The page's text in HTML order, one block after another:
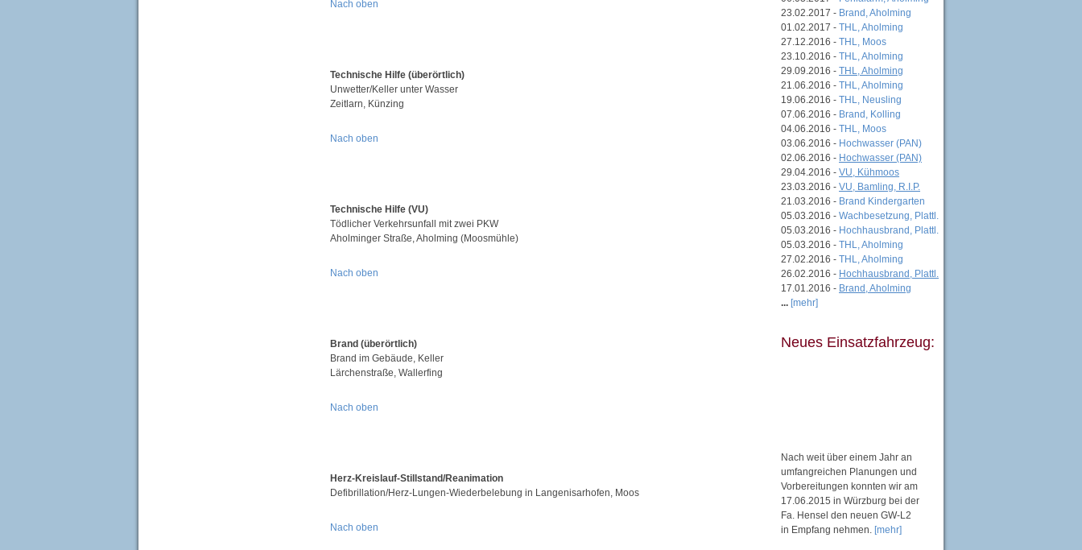
Nach oben
Technische Hilfe (überörtlich)
Unwetter/Keller unter Wasser
Zeitlarn, Künzing
Nach oben
Technische Hilfe (VU)
Tödlicher Verkehrsunfall mit zwei PKW
Aholminger Straße, Aholming (Moosmühle)
Nach oben
Brand (überörtlich)
Brand im Gebäude, Keller
Lärchenstraße, Wallerfing
Nach oben
Herz-Kreislauf-Stillstand/Reanimation
Defibrillation/Herz-Lungen-Wiederbelebung in Langenisarhofen, Moos
Nach oben
23.02.2017 - Brand, Aholming
01.02.2017 - THL, Aholming
27.12.2016 - THL, Moos
23.10.2016 - THL, Aholming
29.09.2016 - THL, Aholming
21.06.2016 - THL, Aholming
19.06.2016 - THL, Neusling
07.06.2016 - Brand, Kolling
04.06.2016 - THL, Moos
03.06.2016 - Hochwasser (PAN)
02.06.2016 - Hochwasser (PAN)
29.04.2016 - VU, Kühmoos
23.03.2016 - VU, Bamling, R.I.P.
21.03.2016 - Brand Kindergarten
05.03.2016 - Wachbesetzung, Plattl.
05.03.2016 - Hochhausbrand, Plattl.
05.03.2016 - THL, Aholming
27.02.2016 - THL, Aholming
26.02.2016 - Hochhausbrand, Plattl.
17.01.2016 - Brand, Aholming
... [mehr]
Neues Einsatzfahrzeug:
Nach weit über einem Jahr an
umfangreichen Planungen und
Vorbereitungen konnten wir am
17.06.2015 in Würzburg bei der
Fa. Hensel den neuen GW-L2
in Empfang nehmen. [mehr]